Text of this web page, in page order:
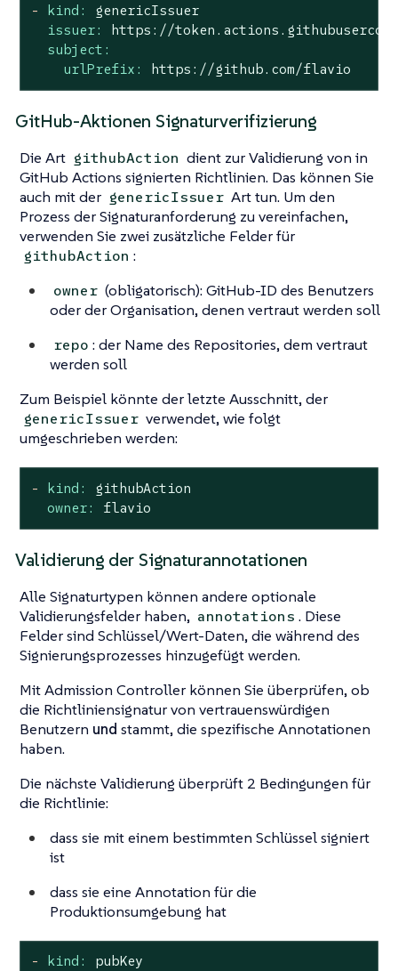
- kind:
genericIssuer
issuer:
https://
subject:
urlPrefix:
https://github.com/flavio
GitHub-Aktionen Signaturverifizierung
Die Art githubAction dient zur Validierung von in
GitHub Actions signierten Richtlinien. Das können Sie
auch mit der genericIssuer Art tun. Um den
Prozess der Signaturanforderung zu vereinfachen,
verwenden Sie zwei zusätzliche Felder für
githubAction :
owner (obligatorisch): GitHub-ID des Benutzers
oder der Organisation, denen vertraut werden soll
repo : der Name des Repositories, dem vertraut
werden soll
Zum Beispiel könnte der letzte Ausschnitt, der
genericIssuer verwendet, wie folgt
umgeschrieben werden:
- kind:
githubAction
owner:
flavio
Validierung der Signaturannotationen
Alle Signaturtypen können andere optionale
Validierungsfelder haben, annotations . Diese
Felder sind Schlüssel/Wert-Daten, die während des
Signierungsprozesses hinzugefügt werden.
Mit Admission Controller können Sie überprüfen, ob
die Richtliniensignatur von vertrauenswürdigen
Benutzern und stammt, die spezifische Annotationen
haben.
Die nächste Validierung überprüft 2 Bedingungen für
die Richtlinie:
dass sie mit einem bestimmten Schlüssel signiert
ist
dass sie eine Annotation für die
Produktionsumgebung hat
- kind:
pubKey